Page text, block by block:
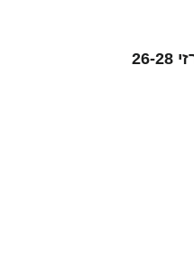
ילדים סינגפור אירפן נג׳יב #2 טורקיז כהה שחור הרחק ג'רזי 26-28